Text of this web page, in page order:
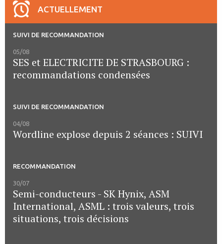
ACTUELLEMENT
SUIVI DE RECOMMANDATION
05/08
SES et ELECTRICITE DE STRASBOURG :
recommandations condensées
SUIVI DE RECOMMANDATION
04/08
Wordline explose depuis 2 séances : SUIVI
RECOMMANDATION
30/07
Semi-conducteurs - SK Hynix, ASM
International, ASML : trois valeurs, trois
situations, trois décisions